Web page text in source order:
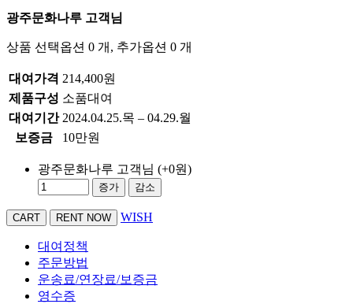
광주문화나루 고객님
상품 선택옵션 0 개, 추가옵션 0 개
대여가격 214,400원
제품구성 소품대여
대여기간 2024.04.25.목 – 04.29.월
보증금
10만원
광주문화나루 고객님 (+0원)
증가 감소
WISH
대여정책
주문방법
운송료/연장료/보증금
영수증